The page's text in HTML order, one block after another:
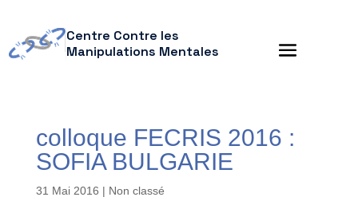
Centre Contre les
Manipulations Mentales
colloque FECRIS 2016 :
SOFIA BULGARIE
31 Mai 2016 | Non classé